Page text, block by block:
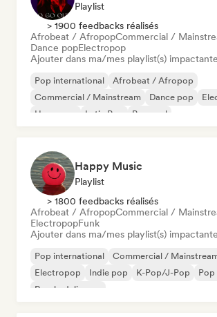
Playlist
> 1900 feedbacks réalisés
Afrobeat / AfropopCommercial /
Dance popElectropop
Ajouter dans ma/mes playlist(s)
Pop international
Afrobeat / Afropop
Commercial / Mainstream
Dance pop
Hyperpop
Latin Pop Pop soul
Happy Music
Playlist
> 1800 feedbacks réalisés
Afrobeat / AfropopCommercial /
ElectropopFunk
Ajouter dans ma/mes playlist(s)
Pop international Commercial /
Electropop
Indie pop K-Pop/J-Pop
Psychedelic pop